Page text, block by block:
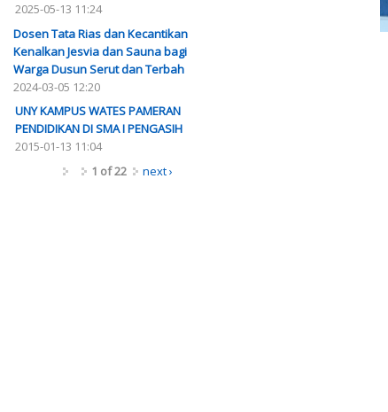
2025-05-13 11:24
Dosen Tata Rias dan Kecantikan
Kenalkan Jesvia dan Sauna bagi
Warga Dusun Serut dan Terbah
2024-03-05 12:20
UNY KAMPUS WATES PAMERAN
PENDIDIKAN DI SMA I PENGASIH
2015-01-13 11:04
1 of 22
next ›